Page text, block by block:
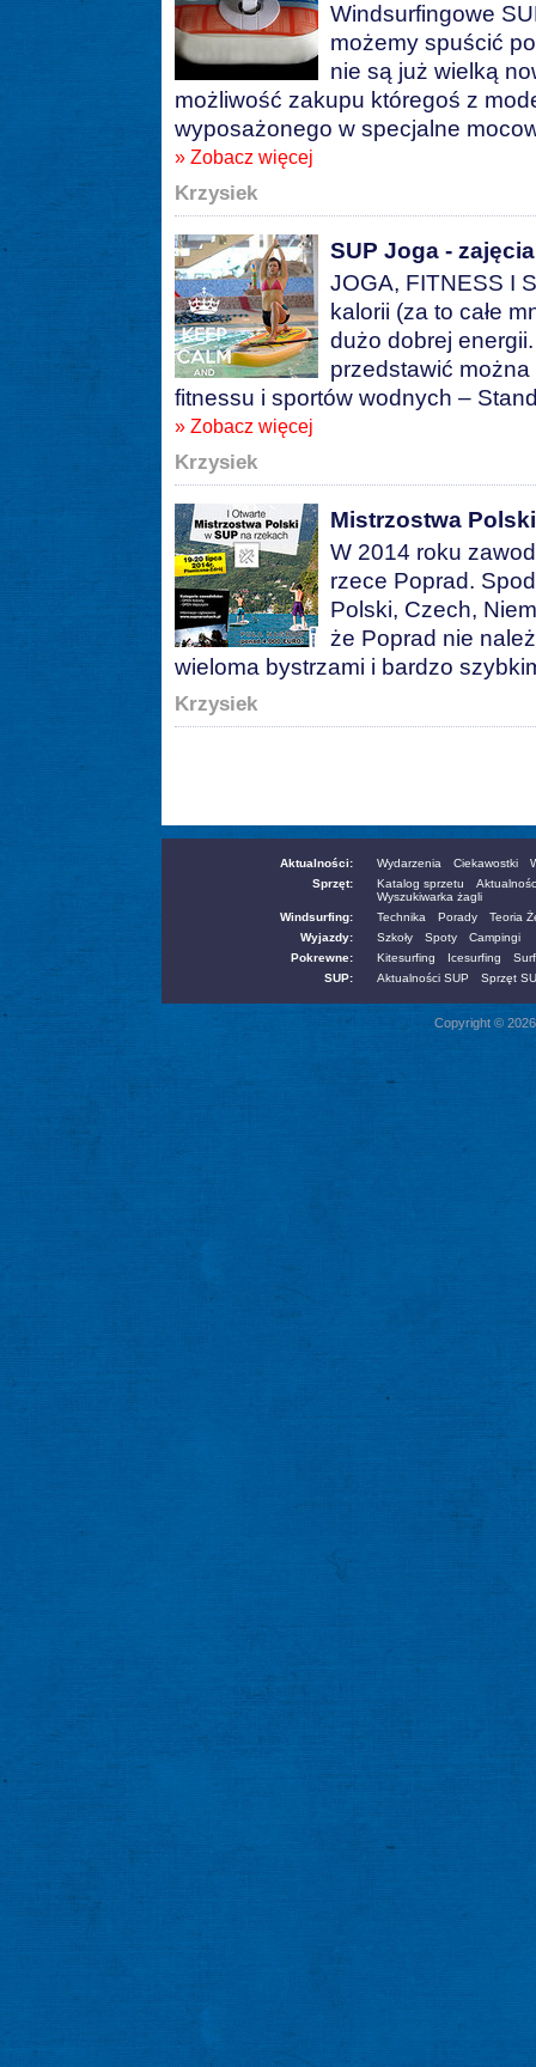
Windsurfingowe
możemy spuścić
nie są już wielką
możliwość zakupu któregoś z
wyposażonego w specjalne
» Zobacz więcej
Krzysiek
SUP Joga -
JOGA, FITNESS I
kalorii (za to całe
dużo dobrej
przedstawić
fitnessu i sportów wodnych –
» Zobacz więcej
Krzysiek
Mistrzostwa
W 2014 roku
rzece Poprad.
Polski, Czech,
że Poprad nie
wieloma bystrzami i bardzo
Krzysiek
Aktualności: Wydarzenia Ciekawostki
Sprzęt:
Katalog sprzetu
Wyszukiwarka żagli
Windsurfing:
Technika Porady
Teoria
Wyjazdy:
Szkoły Spoty
Campingi
Pokrewne:
Kitesurfing Icesurfing
SUP:
Aktualności SUP Sprzęt
Copyright ©